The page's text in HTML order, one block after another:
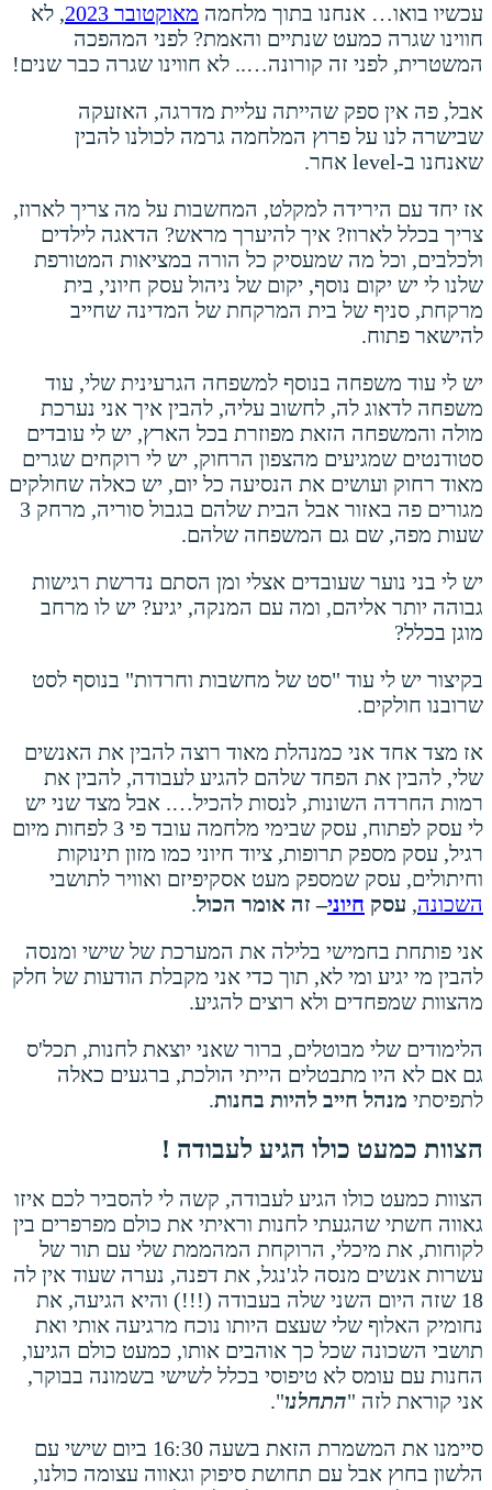
עכשיו בואו… אנחנו בתוך מלחמה מאוקטובר 2023
, לא
חווינו שגרה כמעט שנתיים והאמת? לפני המהפכה
המשטרית, לפני זה קורונה….. לא חווינו שגרה כבר שנים!
אבל, פה אין ספק שהייתה עליית מדרגה, האזעקה
שבישרה לנו על פרוץ המלחמה גרמה לכולנו להבין
שאנחנו ב-level אחר.
אז יחד עם הירידה למקלט, המחשבות על מה צריך לארוז,
צריך בכלל לארוז? איך להיערך מראש? הדאגה לילדים
ולכלבים, וכל מה שמעסיק כל הורה במציאות המטורפת
שלנו לי יש יקום נוסף, יקום של ניהול עסק חיוני, בית
מרקחת, סניף של בית המרקחת של המדינה שחייב
להישאר פתוח.
יש לי עוד משפחה בנוסף למשפחה הגרעינית שלי, עוד
משפחה לדאוג לה, לחשוב עליה, להבין איך אני נערכת
מולה והמשפחה הזאת מפוזרת בכל הארץ, יש לי עובדים
סטודנטים שמגיעים מהצפון הרחוק, יש לי רוקחים שגרים
מאוד רחוק ועושים את הנסיעה כל יום, יש כאלה שחולקים
מגורים פה באזור אבל הבית שלהם בגבול סוריה, מרחק 3
שעות מפה, שם גם המשפחה שלהם.
יש לי בני נוער שעובדים אצלי ומן הסתם נדרשת רגישות
גבוהה יותר אליהם, ומה עם המנקה, יגיע? יש לו מרחב
מוגן בכלל?
בקיצור יש לי עוד "סט של מחשבות וחרדות" בנוסף לסט
שרובנו חולקים.
אז מצד אחד אני כמנהלת מאוד רוצה להבין את האנשים
שלי, להבין את הפחד שלהם להגיע לעבודה, להבין את
רמות החרדה השונות, לנסות להכיל…. אבל מצד שני יש
לי עסק לפתוח, עסק שבימי מלחמה עובד פי 3 לפחות מיום
רגיל, עסק מספק תרופות, ציוד חיוני כמו מזון תינוקות
וחיתולים, עסק שמספק מעט אסקיפיזם ואוויר לתושבי
השכונה, עסק חיוני– זה אומר הכול.
אני פותחת בחמישי בלילה את המערכת של שישי ומנסה
להבין מי יגיע ומי לא, תוך כדי אני מקבלת הודעות של חלק
מהצוות שמפחדים ולא רוצים להגיע.
הלימודים שלי מבוטלים, ברור שאני יוצאת לחנות, תכל'ס
גם אם לא היו מתבטלים הייתי הולכת, ברגעים כאלה
לתפיסתי מנהל חייב להיות בחנות.
הצוות כמעט כולו הגיע לעבודה !
הצוות כמעט כולו הגיע לעבודה, קשה לי להסביר לכם איזו
גאווה חשתי שהגעתי לחנות וראיתי את כולם מפרפרים בין
לקוחות, את מיכלי, הרוקחת המהממת שלי עם תור של
עשרות אנשים מנסה לג'נגל, את דפנה, נערה שעוד אין לה
18 שזה היום השני שלה בעבודה (!!!) והיא הגיעה, את
נחומיק האלוף שלי שעצם היותו נוכח מרגיעה אותי ואת
תושבי השכונה שכל כך אוהבים אותו, כמעט כולם הגיעו,
החנות עם עומס לא טיפוסי בכלל לשישי בשמונה בבוקר,
אני קוראת לזה "התחלנו".
סיימנו את המשמרת הזאת בשעה 16:30 ביום שישי עם
הלשון בחוץ אבל עם תחושת סיפוק וגאווה עצומה כולנו,